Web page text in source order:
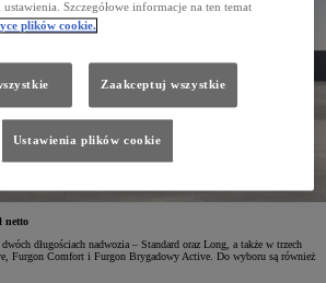
netto
długościach nadwozia – Standard oraz Long, a także w trzech
Furgon Comfort i Furgon Brygadowy Active. Do wyboru są również
Szczegółowe informacje na ten temat
plików cookie.
Zaakceptuj wszystkie
Ustawienia plików cookie